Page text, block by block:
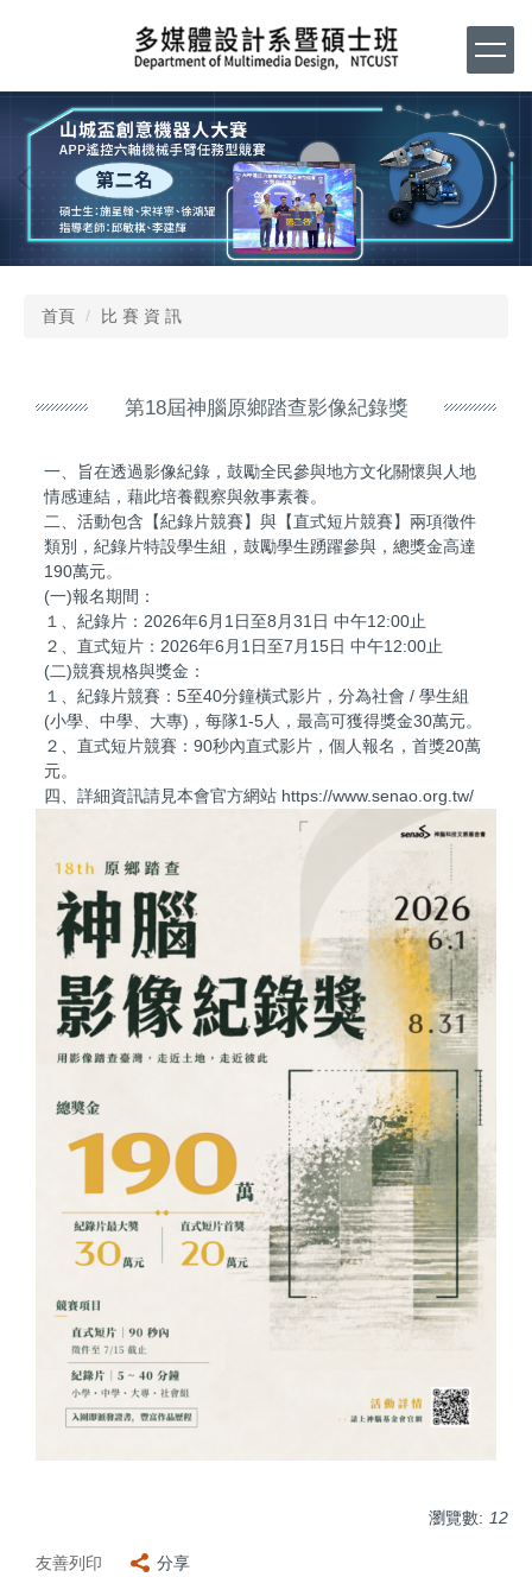
要
區
首頁 比 賽 資 訊
第18屆神腦原鄉踏查影像紀錄獎
一、旨在透過影像紀錄，鼓勵全民參與地方文化關懷與人地
情感連結，藉此培養觀察與敘事素養。
二、活動包含【紀錄片競賽】與【直式短片競賽】兩項徵件
類別，紀錄片特設學生組，鼓勵學生踴躍參與，總獎金高達
190萬元。
(一)報名期間：
１、紀錄片：2026年6月1日至8月31日 中午12:00止
２、直式短片：2026年6月1日至7月15日 中午12:00止
(二)競賽規格與獎金：
１、紀錄片競賽：5至40分鐘橫式影片，分為社會 / 學生組
(小學、中學、大專)，每隊1-5人，最高可獲得獎金30萬元。
２、直式短片競賽：90秒內直式影片，個人報名，首獎20萬
元。
四、詳細資訊請見本會官方網站 https://www.senao.org.tw/
瀏覽數: 12
友善列印 分享